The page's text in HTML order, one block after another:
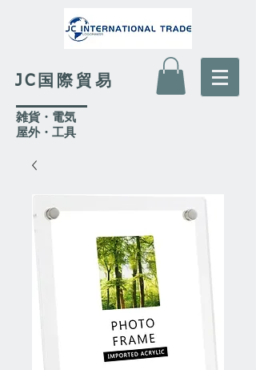
JC国際貿易
​雑貨・電気
​屋外・工具